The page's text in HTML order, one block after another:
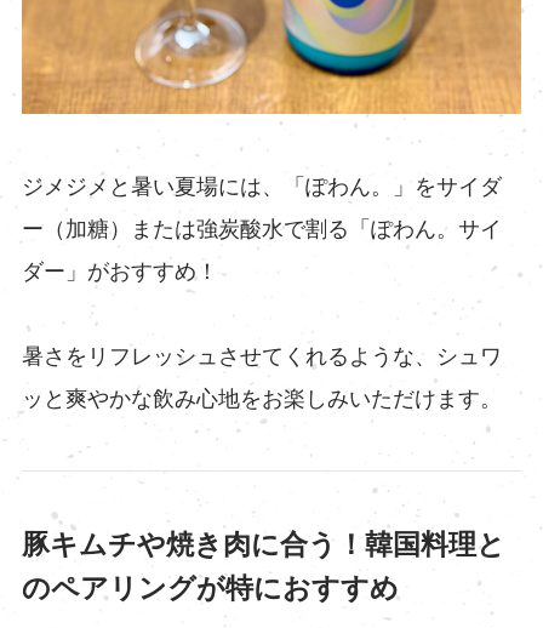
ジメジメと暑い夏場には、「ぽわん。」をサイダ
ー（加糖）または強炭酸水で割る「ぽわん。サイ
ダー」がおすすめ！
暑さをリフレッシュさせてくれるような、シュワ
ッと爽やかな飲み心地をお楽しみいただけます。
豚キムチや焼き肉に合う！韓国料理と
のペアリングが特におすすめ